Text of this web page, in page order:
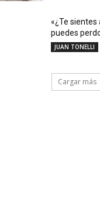
«¿Te
puedes
JUAN TONELLI
Cargar más